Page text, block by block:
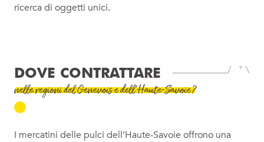
ricerca di oggetti unici.
DOVE CONTRATTARE
nelle regioni del Genevois e dell'Haute-Savoie?
I mercatini delle pulci dell’Haute-Savoie offrono una